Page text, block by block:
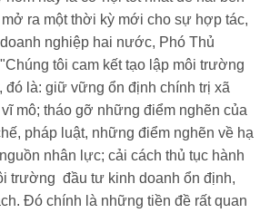
ra một thời kỳ mới cho sự hợp tác,
nghiệp hai nước, Phó Thủ
tôi cam kết tạo lập môi trường
đó là: giữ vững ổn định chính trị xã
mô; tháo gỡ những điểm nghẽn của
pháp luật, những điểm nghẽn về hạ
nhân lực; cải cách thủ tục hành
trường đầu tư kinh doanh ổn định,
Đó chính là những tiền đề rất quan